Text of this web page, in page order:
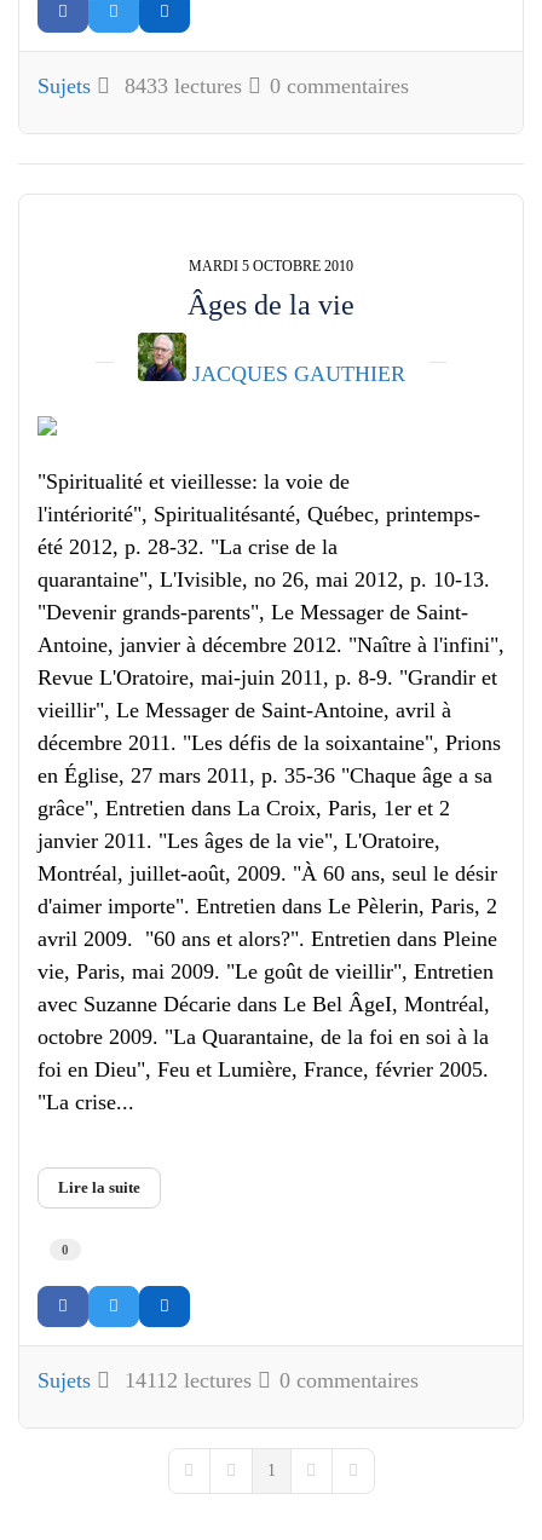
Sujets 8433 lectures 0 commentaires
MARDI 5 OCTOBRE 2010
Âges de la vie
JACQUES GAUTHIER
"Spiritualité et vieillesse: la voie de
l'intériorité", Spiritualitésanté, Québec, printemps-
été 2012, p. 28-32. "La crise de la
quarantaine", L'Ivisible, no 26, mai 2012, p. 10-13.
"Devenir grands-parents", Le Messager de Saint-
Antoine, janvier à décembre 2012. "Naître à l'infini",
Revue L'Oratoire, mai-juin 2011, p. 8-9. "Grandir et
vieillir", Le Messager de Saint-Antoine, avril à
décembre 2011. "Les défis de la soixantaine", Prions
en Église, 27 mars 2011, p. 35-36 "Chaque âge a sa
grâce", Entretien dans La Croix, Paris, 1er et 2
janvier 2011. "Les âges de la vie", L'Oratoire,
Montréal, juillet-août, 2009. "À 60 ans, seul le désir
d'aimer importe". Entretien dans Le Pèlerin, Paris, 2
avril 2009. "60 ans et alors?". Entretien dans Pleine
vie, Paris, mai 2009. "Le goût de vieillir", Entretien
avec Suzanne Décarie dans Le Bel ÂgeI, Montréal,
octobre 2009. "La Quarantaine, de la foi en soi à la
foi en Dieu", Feu et Lumière, France, février 2005.
"La crise...
Lire la suite
0
Sujets 14112 lectures 0 commentaires
First PagePrevious Page
1
Next PageLast Page